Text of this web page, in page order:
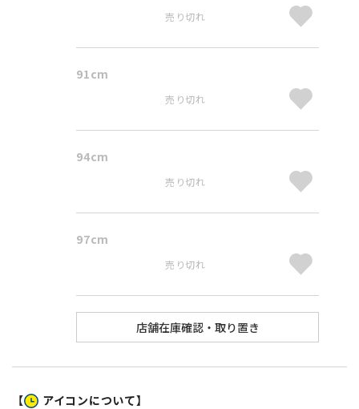
売り切れ
91cm
売り切れ
94cm
売り切れ
97cm
売り切れ
【 アイコンについて】